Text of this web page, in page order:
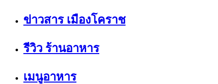
ข่าวสาร เมืองโคราช
รีวิว ร้านอาหาร
เมนูอาหาร